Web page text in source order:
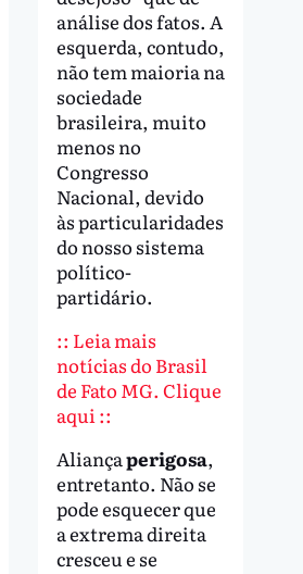
análise dos fatos. A
esquerda, contudo,
não tem maioria na
sociedade
brasileira, muito
menos no
Congresso
Nacional, devido
às particularidades
do nosso sistema
político-
partidário.
:: Leia mais
notícias do Brasil
de Fato MG. Clique
aqui ::
Aliançaperigosa,
entretanto. Não se
pode esquecer que
a extrema direita
cresceu e se